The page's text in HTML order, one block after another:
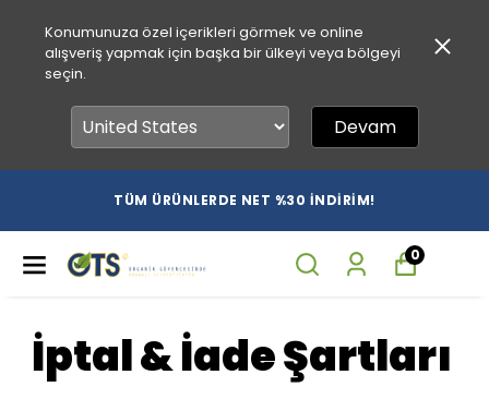
Konumunuza özel içerikleri görmek ve online
alışveriş yapmak için başka bir ülkeyi veya bölgeyi
seçin.
Devam
TÜM ÜRÜNLERDE NET %30 İNDİRİM!
0
İptal & İade Şartları